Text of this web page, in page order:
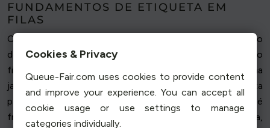
FUNDAMENTOS DE ETIQUETA EM
FILAS
Conhecer as regras tácitas das filas pode tornar o tempo
de espera mais tranquilo, quer esteja esperando
fisicamente ou navegando em uma fila on-line em uma
janela do navegador. Esta seção em tamanho grande desta
página se refere a como o comportamento nas filas é
frequentemente moldado pela teoria das filas na prática,
Cookies & Privacy
Queue-Fair.com uses cookies to provide content
and improve your experience. You can accept all
cookie usage or use settings to manage
categories individually.